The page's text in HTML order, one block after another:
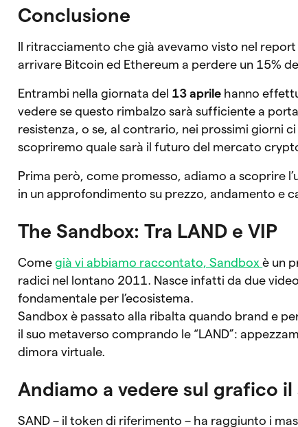
Conclusione
Il ritracciamento che già avevamo visto nel
arrivare Bitcoin ed Ethereum a perdere un 15%
Entrambi nella giornata del 13 aprile hanno
vedere se questo rimbalzo sarà sufficiente a
resistenza, o se, al contrario, nei prossimi giorni
scopriremo quale sarà il futuro del mercato
Prima però, come promesso, adiamo a scoprire
in un approfondimento su prezzo, andamento e
The Sandbox: Tra LAND e VIP
Comegià vi abbiamo raccontato, Sandboxè un
radici nel lontano 2011. Nasce infatti da due
fondamentale per l’ecosistema.
Sandbox è passato alla ribalta quando brand e
il suo metaverso comprando le “LAND”:
dimora virtuale.
Andiamo a vedere sul grafico
SAND – il token di riferimento – ha raggiunto i